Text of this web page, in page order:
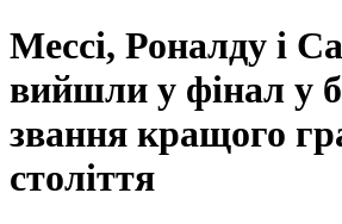
Мессі, Роналду і
вийшли у фінал у
звання кращого
століття